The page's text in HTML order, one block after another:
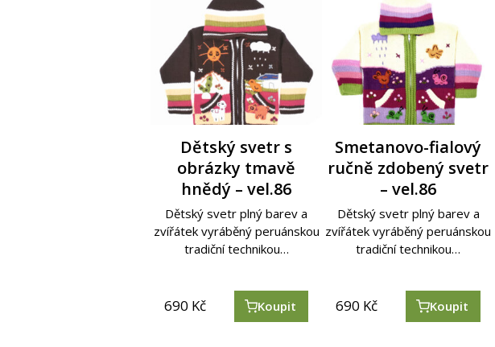
Dětský svetr s
obrázky tmavě
hnědý – vel.86
Dětský svetr plný barev a
zvířátek vyráběný peruánskou
tradiční technikou…
690 Kč Koupit
Smetanovo-fialový
ručně zdobený svetr
– vel.86
Dětský svetr plný barev a
zvířátek vyráběný peruánskou
tradiční technikou…
690 Kč Koupit